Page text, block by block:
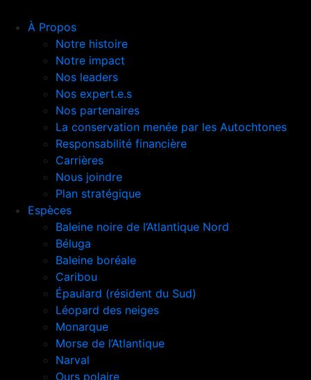
À Propos
Notre histoire
Notre impact
Nos leaders
Nos expert.e.s
Nos partenaires
La conservation menée par les Autochtones
Responsabilité financière
Carrières
Nous joindre
Plan stratégique
Espèces
Baleine noire de l’Atlantique Nord
Béluga
Baleine boréale
Caribou
Épaulard (résident du Sud)
Léopard des neiges
Monarque
Morse de l’Atlantique
Narval
Ours polaire